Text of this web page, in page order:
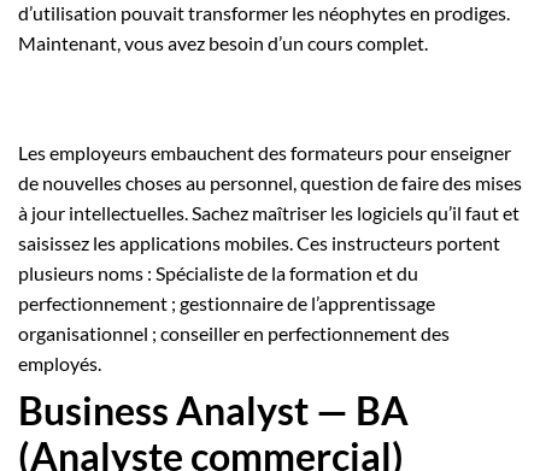
d’utilisation pouvait transformer les néophytes en prodiges.
Maintenant, vous avez besoin d’un cours complet.
Les employeurs embauchent des formateurs pour enseigner
de nouvelles choses au personnel, question de faire des mises
à jour intellectuelles. Sachez maîtriser les logiciels qu’il faut et
saisissez les applications mobiles. Ces instructeurs portent
plusieurs noms : Spécialiste de la formation et du
perfectionnement ; gestionnaire de l’apprentissage
organisationnel ; conseiller en perfectionnement des
employés.
Business Analyst — BA
(Analyste commercial)